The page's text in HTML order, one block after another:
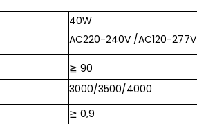
40W
AC220-240V /AC120-277V
≧ 90
3000/3500/4000
≧ 0,9